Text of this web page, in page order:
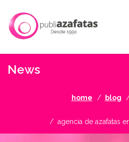
News
home blog
agencia de azafatas